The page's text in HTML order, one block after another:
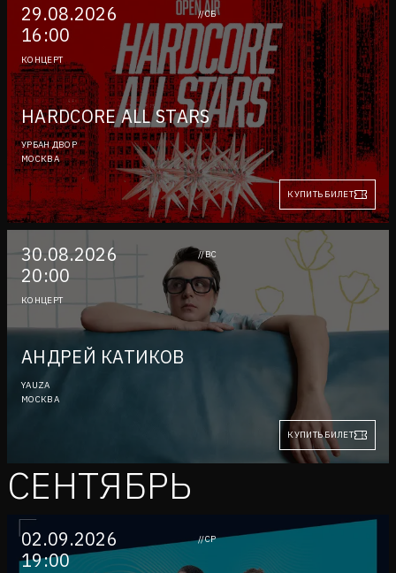
29.08.2026
16:00
//СБ
КОНЦЕРТ
HARDCORE ALL STARS
УРБАН ДВОР
МОСКВА
КУПИТЬ БИЛЕТ
30.08.2026
20:00
//ВС
КОНЦЕРТ
АНДРЕЙ КАТИКОВ
YAUZA
МОСКВА
КУПИТЬ БИЛЕТ
СЕНТЯБРЬ
02.09.2026
19:00
//СР